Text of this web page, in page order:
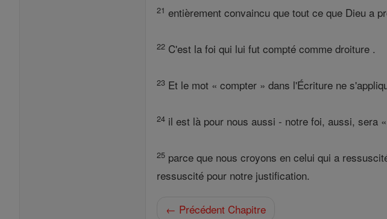
21 entièrement convaincu que tout ce que Dieu a
22 C'est la foi qui lui fut compté comme droiture .
23 Et le mot « compter » dans l'Écriture ne
24 il est là pour nous aussi - notre foi, aussi, sera
25 parce que nous croyons en celui qui a
ressuscité pour notre justification.
← Précédent Chapitre